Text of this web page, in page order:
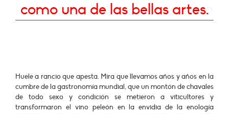
como una de las bellas artes.
Huele a rancio que apesta. Mira que llevamos años y años en la
cumbre de la gastronomía mundial, que un montón de chavales
de todo sexo y condición se metieron a viticultores y
transformaron el vino peleón en la envidia de la enología